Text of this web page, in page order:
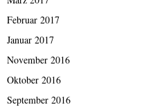
Februar 2017
Januar 2017
November 2016
Oktober 2016
September 2016